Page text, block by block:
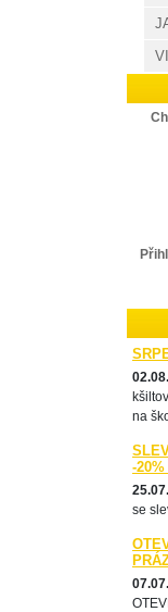
na
-
se